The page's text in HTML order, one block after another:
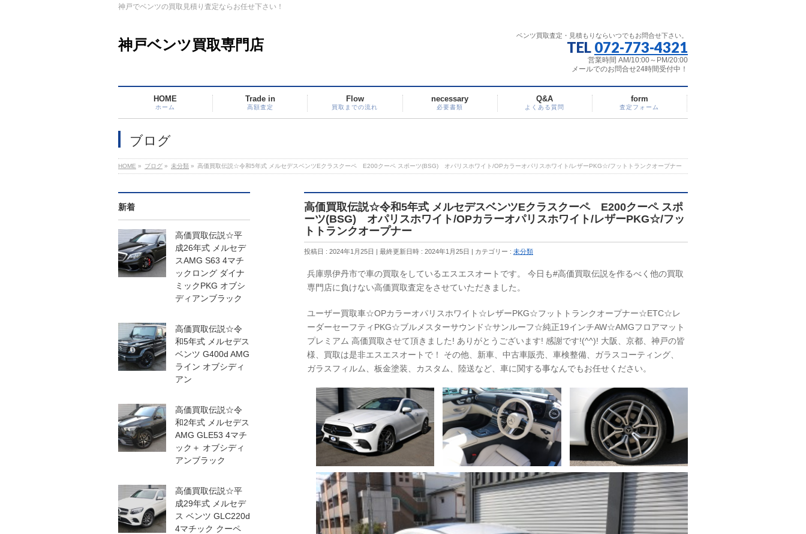
神戸でベンツの買取見積り査定ならお任せ下さい！
神戸ベンツ買取専門店
ベンツ買取査定・見積もりならいつでもお問合せ下さい。
TEL 072-773-4321
営業時間 AM/10:00～PM/20:00
メールでのお問合せ24時間受付中！
HOME
ホーム
Trade in
高額査定
Flow
買取までの流れ
necessary
必要書類
Q&A
よくある質問
form
査定フォーム
ブログ
HOME » ブログ » 未分類 » 高価買取伝説☆令和5年式 メルセデスベンツEクラスクーペ E200クーペ スポーツ(BSG) オパリスホワイト/OPカラーオパリスホワイト/レザーPKG☆/フットトランクオープナー
高価買取伝説☆令和5年式 メルセデスベンツEクラスクーペ E200クーペ スポ
ーツ(BSG) オパリスホワイト/OPカラーオパリスホワイト/レザーPKG☆/フッ
トトランクオープナー
投稿日 : 2024年1月25日 最終更新日時 : 2024年1月25日 カテゴリー : 未分類
兵庫県伊丹市で車の買取をしているエスエスオートです。 今日も#高価買取伝説を作るべく他の買取
専門店に負けない高価買取査定をさせていただきました。
ユーザー買取車☆OPカラーオパリスホワイト☆レザーPKG☆フットトランクオープナー☆ETC☆レ
ーダーセーフティPKG☆ブルメスターサウンド☆サンルーフ☆純正19インチAW☆AMGフロアマット
プレミアム 高価買取させて頂きました! ありがとうございます! 感謝です!(^^)! 大阪、京都、神戸の皆
様、買取は是非エスエスオートで！ その他、新車、中古車販売、車検整備、ガラスコーティング、
ガラスフィルム、板金塗装、カスタム、陸送など、車に関する事なんでもお任せください。
新着
高価買取伝説☆平
成26年式 メルセデ
スAMG S63 4マチ
ックロング ダイナ
ミックPKG オブシ
ディアンブラック
高価買取伝説☆令
和5年式 メルセデス
ベンツ G400d AMG
ライン オブシディ
アン
高価買取伝説☆令
和2年式 メルセデス
AMG GLE53 4マチ
ック＋ オブシディ
アンブラック
高価買取伝説☆平
成29年式 メルセデ
ス ベンツ GLC220d
4マチック クーペ